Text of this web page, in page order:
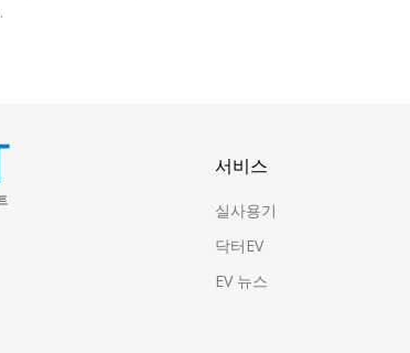
서비스
실사용기
닥터EV
EV 뉴스